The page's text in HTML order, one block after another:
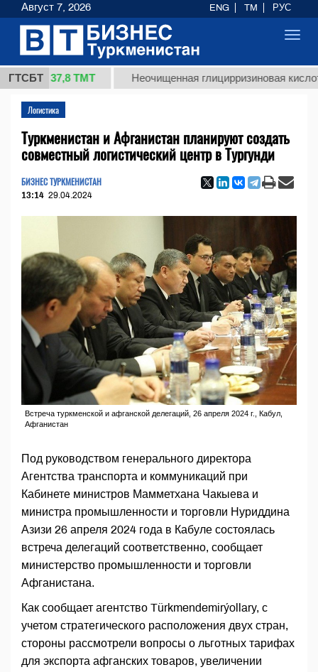
ГТСБТ
37,8 ТМТ Неочищенная глицирризиновая кислота
Логистика
Туркменистан и Афганистан планируют создать
совместный логистический центр в Тургунди
БИЗНЕС ТУРКМЕНИСТАН
13:14 29.04.2024
Встреча туркменской и афганской делегаций, 26 апреля 2024 г., Кабул,
Афганистан
Под руководством генерального директора
Агентства транспорта и коммуникаций при
Кабинете министров Мамметхана Чакыева и
министра промышленности и торговли Нуриддина
Азизи 26 апреля 2024 года в Кабуле состоялась
встреча делегаций соответственно, сообщает
министерство промышленности и торговли
Афганистана.
Как сообщает агентство Türkmendemirýollary, с
учетом стратегического расположения двух стран,
стороны рассмотрели вопросы о льготных тарифах
для экспорта афганских товаров, увеличении
Август 7, 2026 ENG TM РУС